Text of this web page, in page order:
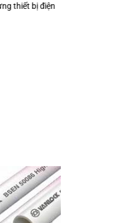
Keo Dán Bảo Ôn Superlon – Vì